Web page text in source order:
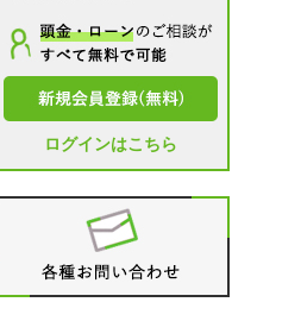
ログインはこちら